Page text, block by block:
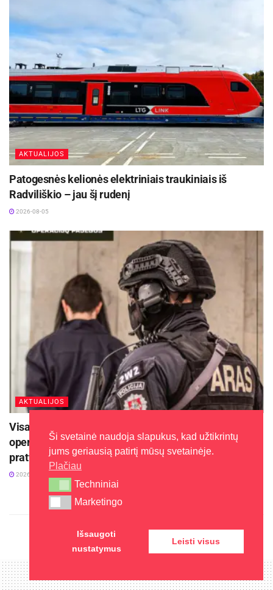
AKTUALIJOS
Patogesnės kelionės elektriniais traukiniais iš
Radviliškio – jau šį rudenį
2026-08-05
AKTUALIJOS
Visagino savivaldybės teritorijoje Antiteroristinių
operacijų rinktinė „Aras“ organizuoja tarptautines
pratybas „Baltic Shadow“
2026-08-05
Ši svetainė naudoja slapukus, kad užtikrintų
jums geriausią patirtį mūsų svetainėje.
Plačiau
Techniniai
Techniniai
Marketingo
Marketingo
Išsaugoti
nustatymus
Leisti visus